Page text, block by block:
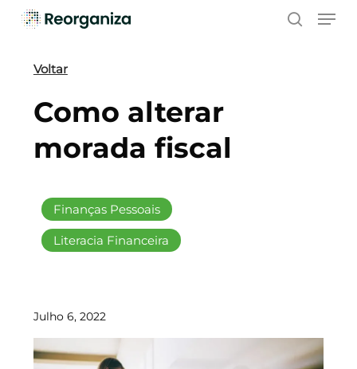
Skip
contentVoltar
Finanças Pessoais
Literacia Financeira
Como alterar
morada fiscal
Julho 6, 2022